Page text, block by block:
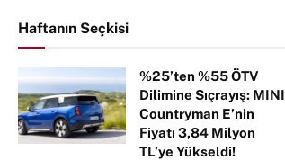
Haftanın Seçkisi
%25’ten %55 ÖTV
Dilimine Sıçrayış: MINI
Countryman E’nin
Fiyatı 3,84 Milyon
TL’ye Yükseldi!